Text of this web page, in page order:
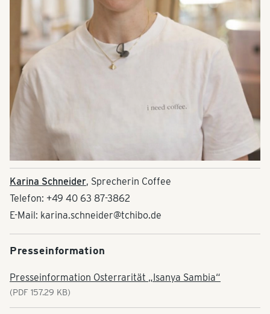
Karina Schneider, Sprecherin Coffee
Telefon: +49 40 63 87-3862
E-Mail: karina.schneider@tchibo.de
Presseinformation
Presseinformation Osterrarität „Isanya Sambia“
(PDF 157.29 KB)